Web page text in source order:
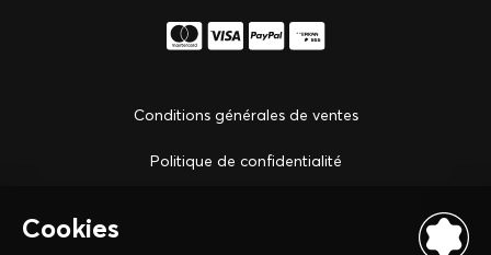
Conditions générales de ventes
Politique de confidentialité